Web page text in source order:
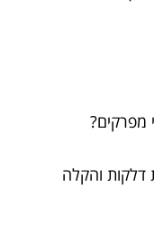
מפרקים?
דלקות והקלה